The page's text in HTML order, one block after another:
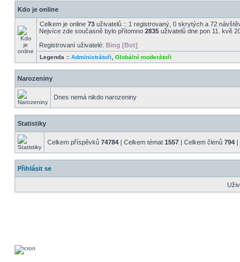
Kdo je online
Celkem je online 73 uživatelů :: 1 registrovaný, 0 skrytých a 72
Nejvíce zde současně bylo přítomno 2835 uživatelů dne pon 11. kvě
Registrovaní uživatelé: Bing [Bot]
Legenda :: Administrátoři Globální moderátoři
Narozeniny
Dnes nemá nikdo narozeniny
Statistiky
Celkem příspěvků 74784 | Celkem témat 1557 | Celkem členů 794 |
Přihlásit se